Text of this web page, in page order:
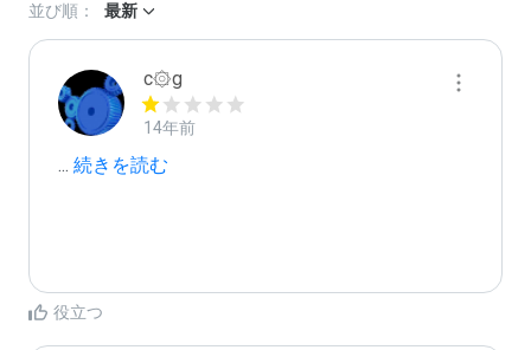
並び順： 最新
c۞g
14年前
... 続きを読む
役立つ